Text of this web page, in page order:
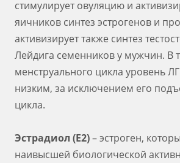
стимулирует овуляцию и
яичников синтез эстрогенов и
активизирует также синтез
Лейдига семенников у мужчин. В
менструального цикла уровень ЛГ
низким, за исключением его
цикла.
Эстрадиол (Е2)– эстроген,
наивысшей биологической